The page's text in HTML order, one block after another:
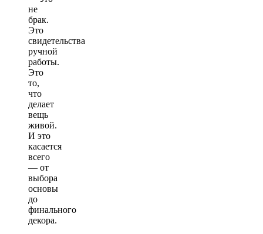
не
брак.
Это
свидетельства
ручной
работы.
Это
то,
что
делает
вещь
живой.
И это
касается
всего
— от
выбора
основы
до
финального
декора.